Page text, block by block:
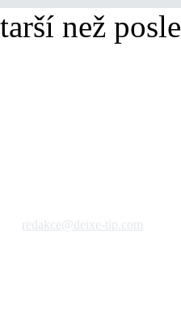
než
redakce@deixe-tip.com